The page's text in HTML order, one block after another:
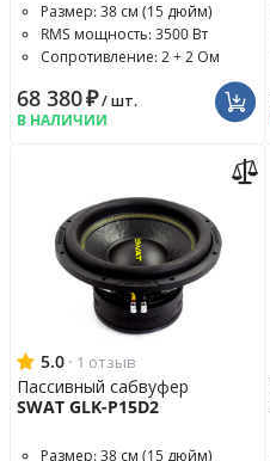
Размер: 38 см (15 дюйм)
RMS мощность: 3500 Вт
Сопротивление: 2 + 2 Ом
68 380₽/ шт.
В НАЛИЧИИ
5.0 · 1 отзыв
Пассивный сабвуфер
SWAT GLK-P15D2
Размер: 38 см (15 дюйм)